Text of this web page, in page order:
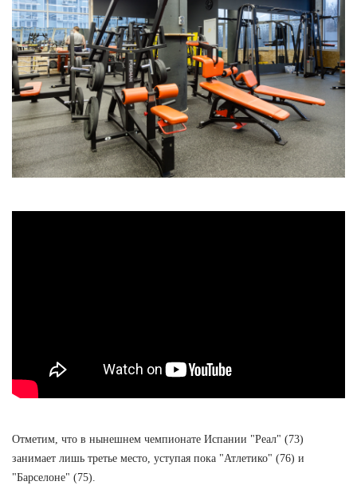
Отметим, что в нынешнем чемпионате Испании "Реал" (73)
занимает лишь третье место, уступая пока "Атлетико" (76) и
"Барселоне" (75).